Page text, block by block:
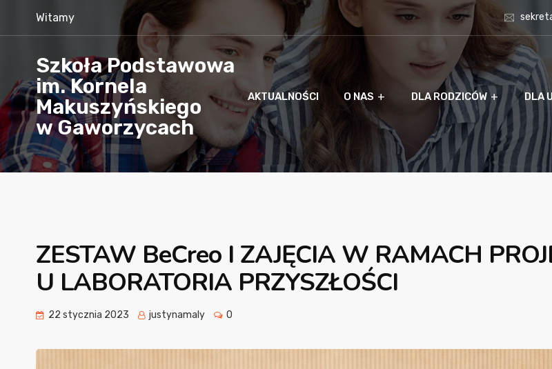
Witamy
Szkoła Podstawowa
im. Kornela
Makuszyńskiego
w Gaworzycach
AKTUALNOŚCI O NAS DLA RODZICÓW DLA
ZESTAW BeCreo I ZAJĘCIA W RAMACH
U LABORATORIA PRZYSZŁOŚCI
22 stycznia 2023 justynamaly 0